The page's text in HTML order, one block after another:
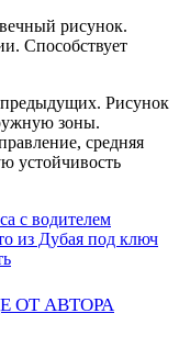
рисунок.
Способствует
Рисунок
зоны.
средняя
устойчивость
с водителем
из Дубая под ключ
ОТ АВТОРА